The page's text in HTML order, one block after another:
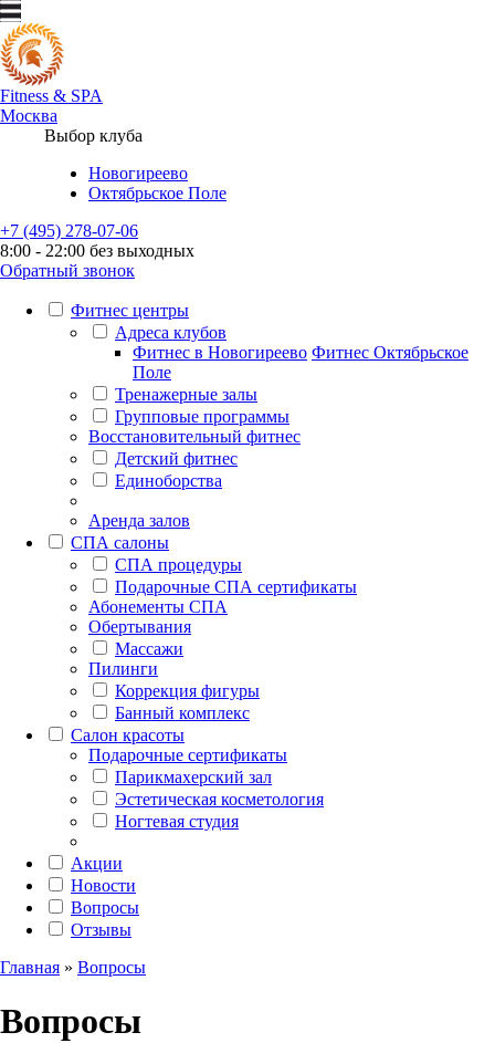
Fitness & SPA
Москва
Выбор клуба
Новогиреево
Октябрьское Поле
+7 (495) 278-07-06
8:00 - 22:00 без выходных
Обратный звонок
Фитнес центры
Адреса клубов
Фитнес в Новогиреево Фитнес Октябрьское
Поле
Тренажерные залы
Групповые программы
Восстановительный фитнес
Детский фитнес
Единоборства
Аренда залов
СПА салоны
СПА процедуры
Подарочные СПА сертификаты
Абонементы СПА
Обертывания
Массажи
Пилинги
Коррекция фигуры
Банный комплекс
Салон красоты
Подарочные сертификаты
Парикмахерский зал
Эстетическая косметология
Ногтевая студия
Акции
Новости
Вопросы
Отзывы
Главная » Вопросы
Вопросы